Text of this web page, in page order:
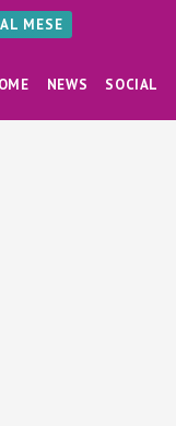
MESE
NEWS SOCIAL